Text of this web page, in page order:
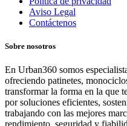
Aviso Legal
Contáctenos
Sobre nosotros
En Urban360 somos
ofreciendo patinetes,
transformar la forma en la que
por soluciones eficientes,
trabajando con las mejores